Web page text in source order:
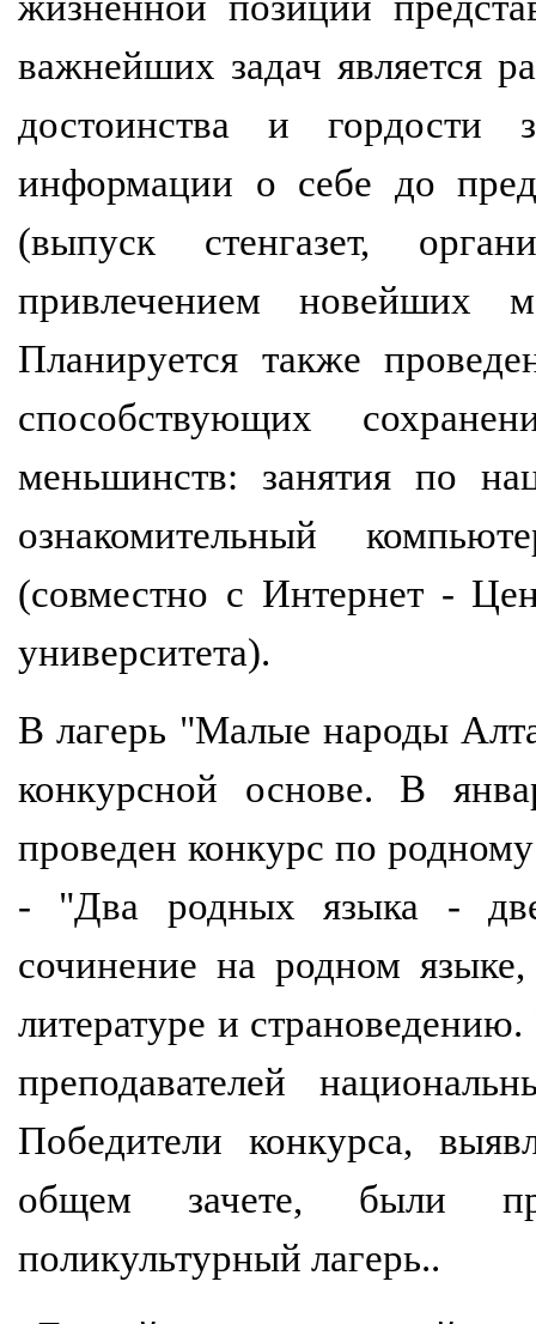
важнейших задач является
достоинства и гордости
информации о себе до
(выпуск стенгазет,
привлечением новейших
Планируется также
способствующих
меньшинств: занятия по
ознакомительный
(совместно с Интернет -
университета).
В лагерь "Малые народы
конкурсной основе. В
проведен конкурс по
- "Два родных языка -
сочинение на родном
литературе и
преподавателей
Победители конкурса,
общем зачете, были
поликультурный лагерь..